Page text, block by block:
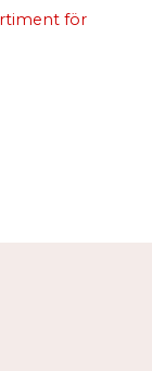
för